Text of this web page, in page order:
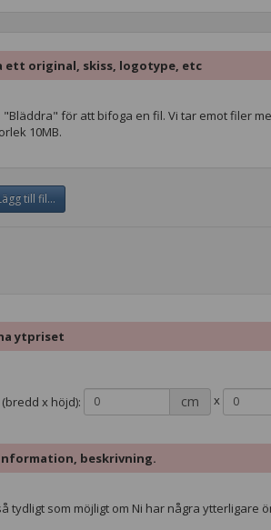
ett original, skiss, logotype, etc
"Bläddra" för att bifoga en fil. Vi tar emot filer
10MB.
till fil...
ytpriset
x höjd): cm x
beskrivning.
tydligt som möjligt om Ni har några ytterligare